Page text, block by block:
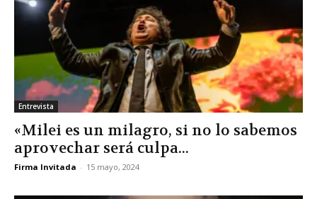
Entrevista
«Milei es un milagro, si no lo sabemos
aprovechar será culpa...
Firma Invitada - 15 mayo, 2024